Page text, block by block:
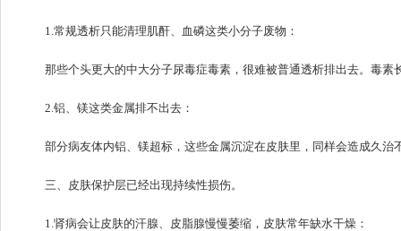
1.常规透析只能清理肌酐、血磷这类小分子废物：
那些个头更大的中大分子尿毒症毒素，很难被普通透析排出去。毒
2.铝、镁这类金属排不出去：
部分病友体内铝、镁超标，这些金属沉淀在皮肤里，同样会造成久治
三、皮肤保护层已经出现持续性损伤。
1.肾病会让皮肤的汗腺、皮脂腺慢慢萎缩，皮肤常年缺水干燥：